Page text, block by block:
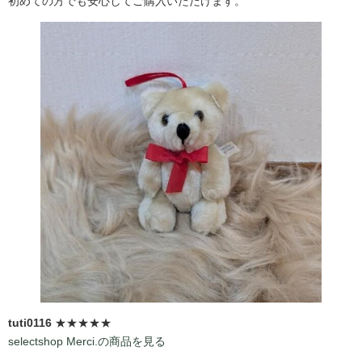
tuti0116 ★★★★★
selectshop Merci.の商品を見る